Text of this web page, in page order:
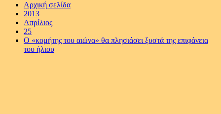
Αρχική σελίδα
2013
Απρίλιος
25
Ο «κομήτης του αιώνα» θα πλησιάσει ξυστά της επιφάνεια
του ήλιου